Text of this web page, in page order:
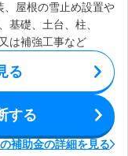
、屋根の雪止め設置や
基礎、土台、柱、
は補強工事など
る
する
補助金の詳細を見る